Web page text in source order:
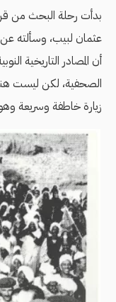
بدأت رحلة البحث من
عثمان لبيب، وسألته
أن المصادر التاريخية
الصحفية، لكن ليست
زيارة خاطفة وسريعة